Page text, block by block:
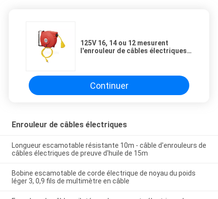
125V 16, 14 ou 12 mesurent
l'enrouleur de câbles électriques
Continuer
Enrouleur de câbles électriques
Longueur escamotable résistante 10m - câble d'enrouleurs de
câbles électriques de preuve d'huile de 15m
Bobine escamotable de corde électrique de noyau du poids
léger 3, 0,9 fils de multimètre en câble